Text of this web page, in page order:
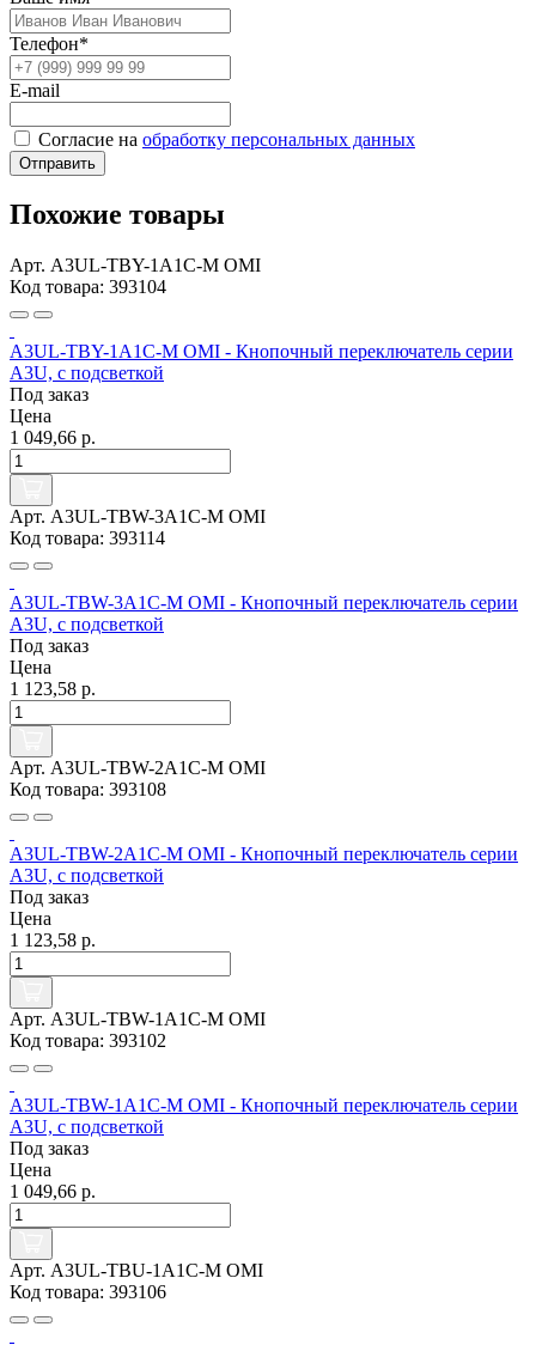
Телефон*
E-mail
Согласие на обработку персональных данных
Отправить
Похожие товары
Арт. A3UL-TBY-1A1C-M OMI
Код товара: 393104
A3UL-TBY-1A1C-M OMI - Кнопочный переключатель серии
A3U, с подсветкой
Под заказ
Цена
1 049,66 р.
Арт. A3UL-TBW-3A1C-M OMI
Код товара: 393114
A3UL-TBW-3A1C-M OMI - Кнопочный переключатель серии
A3U, с подсветкой
Под заказ
Цена
1 123,58 р.
Арт. A3UL-TBW-2A1C-M OMI
Код товара: 393108
A3UL-TBW-2A1C-M OMI - Кнопочный переключатель серии
A3U, с подсветкой
Под заказ
Цена
1 123,58 р.
Арт. A3UL-TBW-1A1C-M OMI
Код товара: 393102
A3UL-TBW-1A1C-M OMI - Кнопочный переключатель серии
A3U, с подсветкой
Под заказ
Цена
1 049,66 р.
Арт. A3UL-TBU-1A1C-M OMI
Код товара: 393106